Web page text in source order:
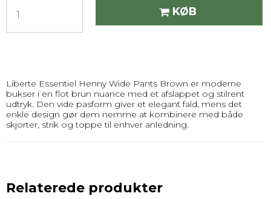
KØB
Liberte Essentiel Henny Wide Pants Brown er moderne
bukser i en flot brun nuance med et afslappet og stilrent
udtryk. Den vide pasform giver et elegant fald, mens det
enkle design gør dem nemme at kombinere med både
skjorter, strik og toppe til enhver anledning.
Relaterede produkter